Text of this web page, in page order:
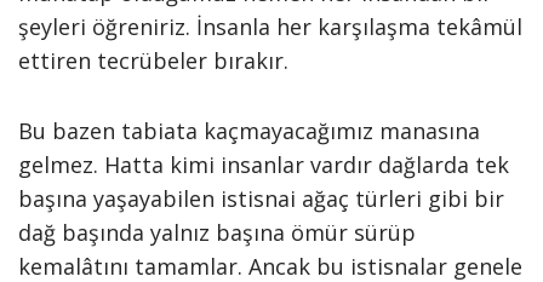
şeyleri öğreniriz. İnsanla her karşılaşma tekâmül
ettiren tecrübeler bırakır.
Bu bazen tabiata kaçmayacağımız manasına
gelmez. Hatta kimi insanlar vardır dağlarda tek
başına yaşayabilen istisnai ağaç türleri gibi bir
dağ başında yalnız başına ömür sürüp
kemalâtını tamamlar. Ancak bu istisnalar genele